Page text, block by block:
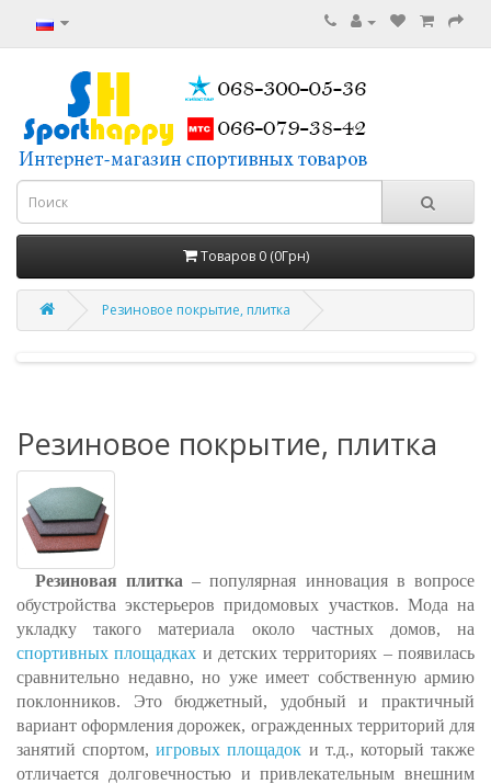
Товаров 0 (0Грн)
Резиновое покрытие, плитка
Резиновое покрытие, плитка
Резиновая плитка – популярная инновация в вопросе
обустройства экстерьеров придомовых участков. Мода на
укладку такого материала около частных домов, на
спортивных площадках и детских территориях – появилась
сравнительно недавно, но уже имеет собственную армию
поклонников. Это бюджетный, удобный и практичный
вариант оформления дорожек, огражденных территорий для
занятий спортом,игровых площадок и т.д., который также
отличается долговечностью и привлекательным внешним